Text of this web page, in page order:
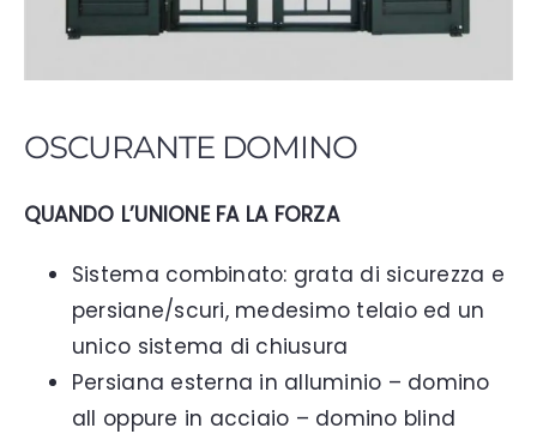
OSCURANTE DOMINO
QUANDO L’UNIONE FA LA FORZA
Sistema combinato: grata di sicurezza e
persiane/scuri, medesimo telaio ed un
unico sistema di chiusura
Persiana esterna in alluminio – domino
all oppure in acciaio – domino blind